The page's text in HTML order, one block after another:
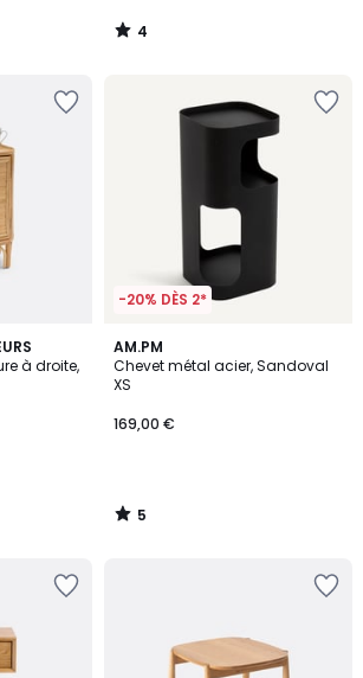
4
/
à droite,
-20% DÈS 2*
AM.PM
Chevet métal acier, Sandoval
XS
169,00 €
5
/
5
5
/